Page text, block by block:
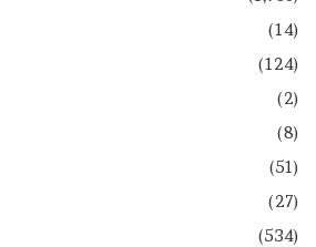
(14)
(124)
(2)
(8)
(51)
(27)
(534)